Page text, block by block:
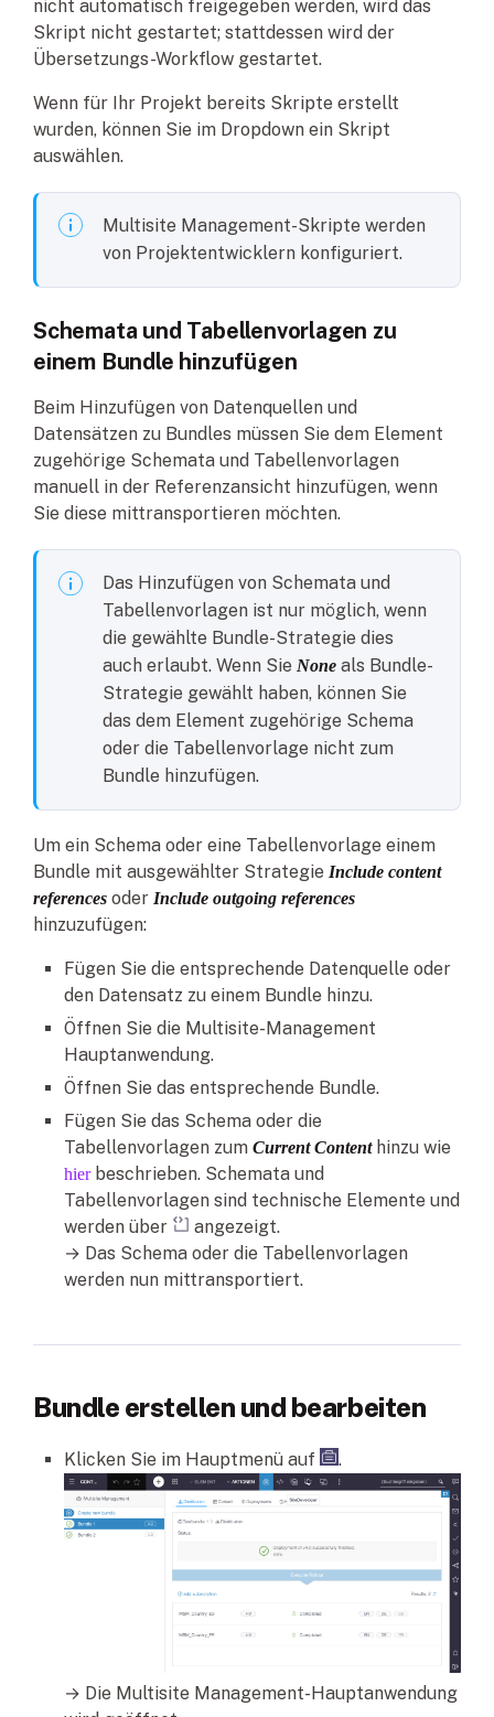
nicht automatisch freigegeben werden, wird das
Skript nicht gestartet; stattdessen wird der
Übersetzungs-Workflow gestartet.
Wenn für Ihr Projekt bereits Skripte erstellt
wurden, können Sie im Dropdown ein Skript
auswählen.
Multisite Management-Skripte werden
von Projektentwicklern konfiguriert.
Schemata und Tabellenvorlagen zu
einem Bundle hinzufügen
Beim Hinzufügen von Datenquellen und
Datensätzen zu Bundles müssen Sie dem Element
zugehörige Schemata und Tabellenvorlagen
manuell in der Referenzansicht hinzufügen, wenn
Sie diese mittransportieren möchten.
Das Hinzufügen von Schemata und
Tabellenvorlagen ist nur möglich, wenn
die gewählte Bundle-Strategie dies
auch erlaubt. Wenn Sie None als Bundle-
Strategie gewählt haben, können Sie
das dem Element zugehörige Schema
oder die Tabellenvorlage nicht zum
Bundle hinzufügen.
Um ein Schema oder eine Tabellenvorlage einem
Bundle mit ausgewählter Strategie Include content
references oder Include outgoing references
hinzuzufügen:
Fügen Sie die entsprechende Datenquelle oder
den Datensatz zu einem Bundle hinzu.
Öffnen Sie die Multisite-Management
Hauptanwendung.
Öffnen Sie das entsprechende Bundle.
Fügen Sie das Schema oder die
Tabellenvorlagen zum Current Contenthinzu wie
hierbeschrieben. Schemata und
Tabellenvorlagen sind technische Elemente und
werden über
angezeigt.
→ Das Schema oder die Tabellenvorlagen
werden nun mittransportiert.
Bundle erstellen und bearbeiten
Klicken Sie im Hauptmenü auf .
→ Die Multisite Management-Hauptanwendung